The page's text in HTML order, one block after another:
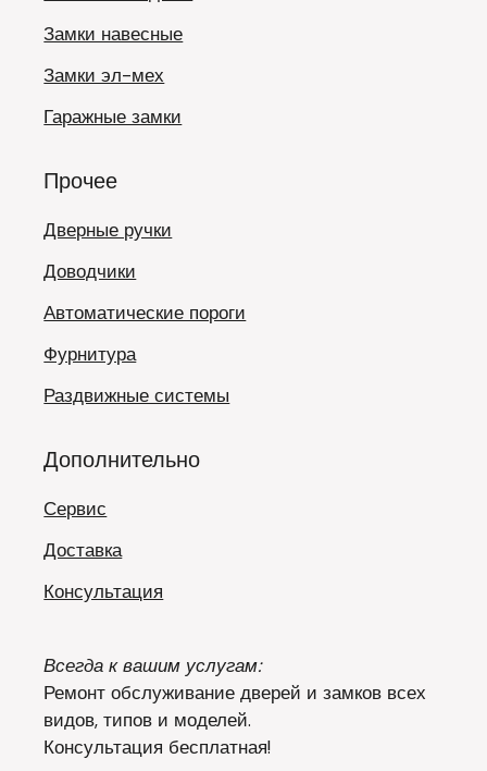
Замки навесные
Замки эл-мех
Гаражные замки
Прочее
Дверные ручки
Доводчики
Автоматические пороги
Фурнитура
Раздвижные системы
Дополнительно
Сервис
Доставка
Консультация
Всегда к вашим услугам:
Ремонт обслуживание дверей и замков всех
видов, типов и моделей.
Консультация бесплатная!